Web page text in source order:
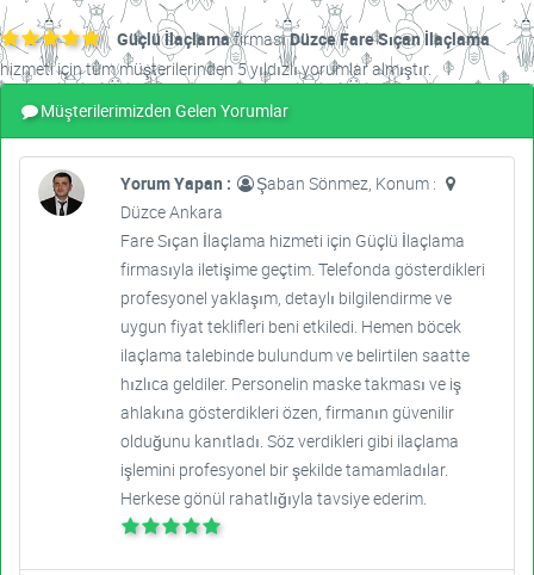
Güçlü İlaçlamafirmasıDüzce Fare Sıçan İlaçlama
hizmeti için tüm müşterilerinden 5 yıldızlı yorumlar almıştır.
Müşterilerimizden Gelen Yorumlar
Yorum Yapan :
Şaban Sönmez, Konum :
Düzce Ankara
Fare Sıçan İlaçlama hizmeti için Güçlü İlaçlama
firmasıyla iletişime geçtim. Telefonda gösterdikleri
profesyonel yaklaşım, detaylı bilgilendirme ve
uygun fiyat teklifleri beni etkiledi. Hemen böcek
ilaçlama talebinde bulundum ve belirtilen saatte
hızlıca geldiler. Personelin maske takması ve iş
ahlakına gösterdikleri özen, firmanın güvenilir
olduğunu kanıtladı. Söz verdikleri gibi ilaçlama
işlemini profesyonel bir şekilde tamamladılar.
Herkese gönül rahatlığıyla tavsiye ederim.